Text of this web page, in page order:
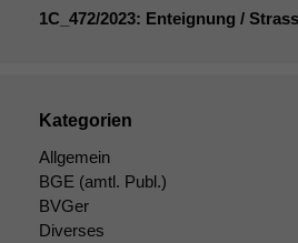
1C_472/2023: Enteignung /
Kategorien
Allgemein
BGE (amtl. Publ.)
BVGer
Diverses